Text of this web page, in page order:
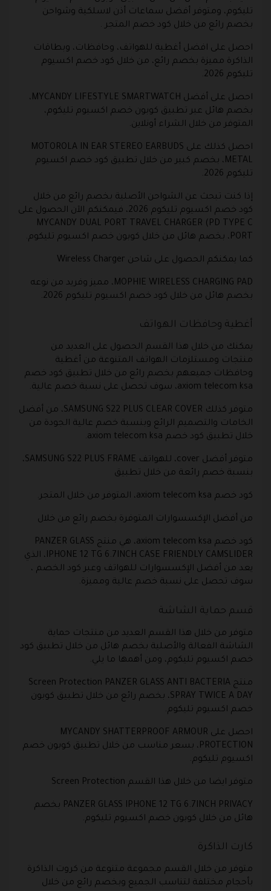
تليكوم، ومتوفر أفضل سماعات أذن لاسلكية وشواحن
بخصم رائع من خلال كود خصم المتجر .
احصل على افضل أغطية للهواتف، وحافظات، وبطاقات
الذاكرة مميزة بخصم رائع، من خلال كود خصم اكسيوم
تليكوم 2026.
احصل على أفضل MYCANDY LIFESTYLE SMARTWATCH،
بخصم هائل عبر تطبيق كوبون خصم اكسيوم تليكوم،
المتوفر من خلال الشراء أونلاين.
احصل كذلك على MOTOROLA IN EAR STEREO EARBUDS
METAL، بخصم كبير من خلال تطبيق كود خصم اكسيوم
تليكوم 2026.
إذا كنت تبحث عن الشواحن الأصلية بخصم رائع من خلال
كود خصم اكسيوم تليكوم 2026، فيمكنكم الآن الحصول على
MYCANDY DUAL PORT TRAVEL CHARGER (PD TYPE C
PORT، بخصم هائل من خلال كوبون خصم اكسيوم تليكوم.
كما يمكنكم الحصول على شاحن Wireless Charger
MOPHIE WIRELESS CHARGING PAD، مميز وفريد من نوعه
بخصم هائل من خلال كود خصم اكسيوم تليكوم 2026.
أغطية وحافظات الهواتف
يمكنك من خلال هذا القسم الحصول على العديد من
منتجات ومستلزمات الهواتف المتنوعة من أغطية
وحافظات جميعهم بخصم رائع من خلال تطبيق كود خصم
axiom telecom ksa، سوف تحصل على نسبة خصم عالية.
متوفر كذلك SAMSUNG S22 PLUS CLEAR COVER، من أفضل
الخامات والتصميم الرائع وبنسبة خصم عالية الجودة من
خلال تطبيق كود خصم axiom telecom ksa.
متوفر أفضل cover، للهواتف SAMSUNG S22 PLUS FRAME،
بنسبة خصم رائعة من خلال تطبيق
كود خصم axiom telecom ksa، المتوفر من خلال المتجر.
من أفضل الإكسسوارات المتوفرة بخصم رائع من خلال
كود خصم axiom telecom ksa، هي منتج PANZER GLASS
IPHONE 12 TG 6.7INCH CASE FRIENDLY CAMSLIDER، الذي
يعد من أفضل الإكسسوارات للهواتف وعبر كود الخصم ،
سوف تحصل على نسبة خصم عالية ومميزة.
قسم حماية الشاشة
متوفر من خلال هذا القسم العديد من منتجات حماية
الشاشة الفعالة والأصلية بخصم هائل من خلال تطبيق كود
خصم اكسيوم تليكوم، ومن أهمها ما يلي.
منتج Screen Protection PANZER GLASS ANTI BACTERIA
SPRAY TWICE A DAY، بخصم رائع من خلال تطبيق كوبون
خصم اكسيوم تليكوم.
احصل على MYCANDY SHATTERPROOF ARMOUR
PROTECTION، بسعر مناسب من خلال تطبيق كوبون خصم
اكسيوم تليكوم.
متوفر ايضا من خلال هذا القسم Screen Protection
PANZER GLASS IPHONE 12 TG 6.7INCH PRIVACY بخصم
هائل من خلال كوبون خصم اكسيوم تليكوم.
كارت الذاكرة
متوفر من خلال القسم مجموعة متنوعة من كروت الذاكرة
بأحجام مختلفة لتناسب الجميع وبخصم رائع من خلال